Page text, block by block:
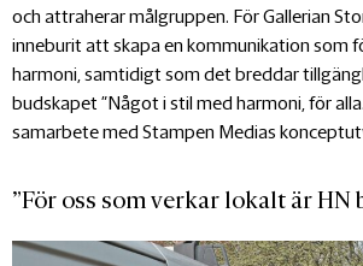
och attraherar målgruppen. För Gallerian
inneburit att skapa en kommunikation som
harmoni, samtidigt som det breddar
budskapet ”Något i stil med harmoni, för
samarbete med Stampen Medias
”För oss som verkar lokalt är HN